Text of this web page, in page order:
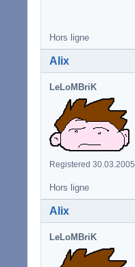
Hors ligne
Alix
LeLoMBriK
Registered 30.03.2005
Hors ligne
Alix
LeLoMBriK